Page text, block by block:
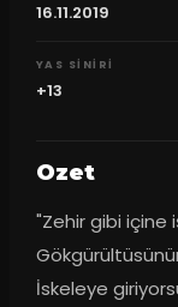
16.11.2019
YAS SINIRI
+13
Ozet
"Zehir gibi içine
İskeleye